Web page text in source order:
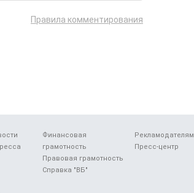
Правила комментирования
Финансовая
грамотность
Правовая грамотность
Справка "ВБ"
Рекламодателям
Пресс-центр